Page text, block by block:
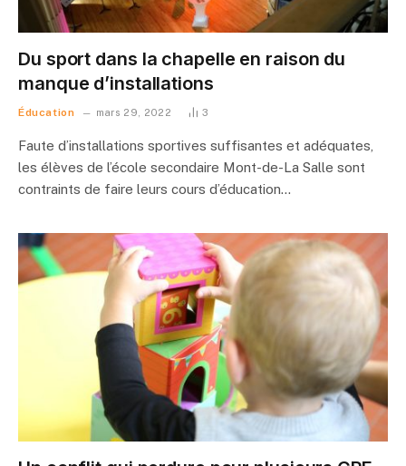
Du sport dans la chapelle en raison du
manque d’installations
Éducation mars 29, 2022 3
Faute d’installations sportives suffisantes et adéquates,
les élèves de l’école secondaire Mont-de-La Salle sont
contraints de faire leurs cours d’éducation…